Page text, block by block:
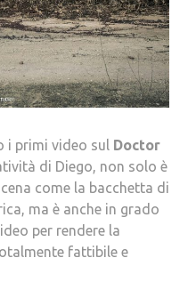
i primi video sul Doctor
di Diego, non solo è
come la bacchetta di
ma è anche in grado
per rendere la
fattibile e